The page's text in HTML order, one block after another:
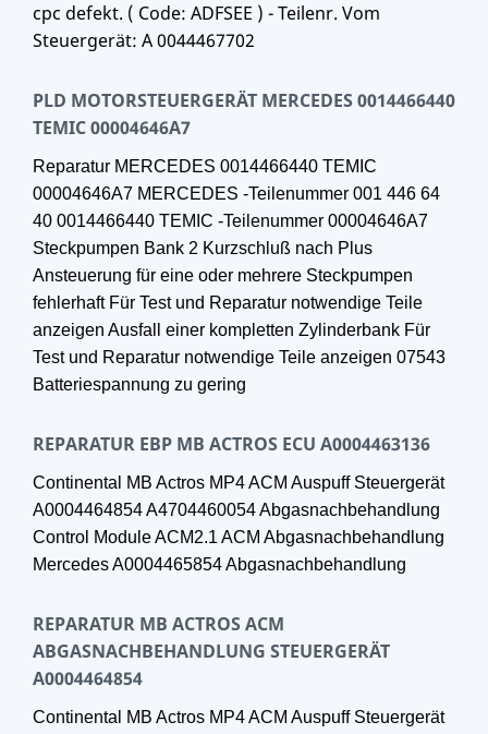
cpc defekt. ( Code: ADFSEE ) - Teilenr. Vom
Steuergerät: A 0044467702
PLD MOTORSTEUERGERÄT MERCEDES 0014466440
TEMIC 00004646A7
Reparatur MERCEDES 0014466440 TEMIC
00004646A7 MERCEDES -Teilenummer 001 446 64
40 0014466440 TEMIC -Teilenummer 00004646A7
Steckpumpen Bank 2 Kurzschluß nach Plus
Ansteuerung für eine oder mehrere Steckpumpen
fehlerhaft Für Test und Reparatur notwendige Teile
anzeigen Ausfall einer kompletten Zylinderbank Für
Test und Reparatur notwendige Teile anzeigen 07543
Batteriespannung zu gering
REPARATUR EBP MB ACTROS ECU A0004463136
Continental MB Actros MP4 ACM Auspuff Steuergerät
A0004464854 A4704460054 Abgasnachbehandlung
Control Module ACM2.1 ACM Abgasnachbehandlung
Mercedes A0004465854 Abgasnachbehandlung
REPARATUR MB ACTROS ACM
ABGASNACHBEHANDLUNG STEUERGERÄT
A0004464854
Continental MB Actros MP4 ACM Auspuff Steuergerät